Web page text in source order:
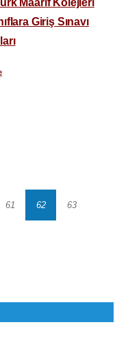
Maarif Kolejleri
Giriş Sınavı
Sayfa
61 Sayfa
62 Sayfa
63